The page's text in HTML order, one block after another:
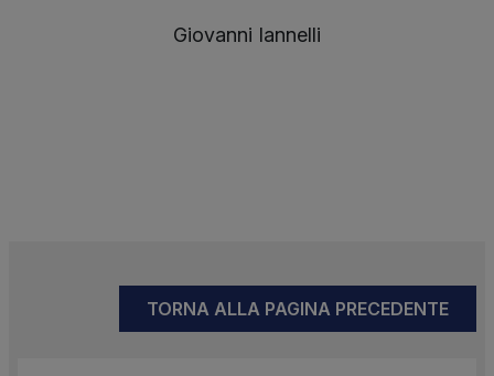
Giovanni Iannelli
TORNA ALLA PAGINA PRECEDENTE